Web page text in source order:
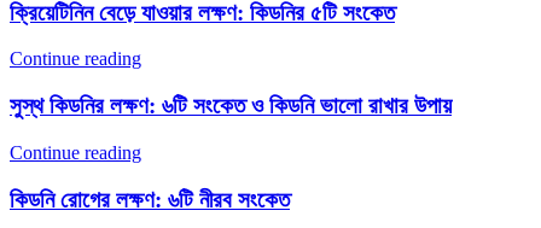
ক্রিয়েটিনিন বেড়ে যাওয়ার লক্ষণ: কিডনির ৫টি সংকেত
Continue reading
সুস্থ কিডনির লক্ষণ: ৬টি সংকেত ও কিডনি ভালো রাখার উপায়
Continue reading
কিডনি রোগের লক্ষণ: ৬টি নীরব সংকেত